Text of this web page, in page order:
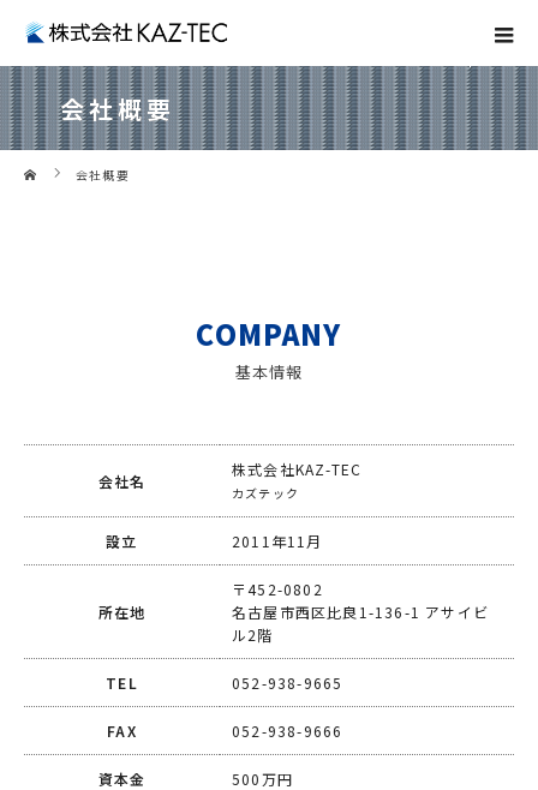
会社概要
会社概要
COMPANY
基本情報
会社名
株式会社KAZ-TEC
カズテック
設立 2011年11月
所在地
〒452-0802
名古屋市西区比良1-136-1 アサイビ
ル2階
TEL 052-938-9665
FAX 052-938-9666
資本金 500万円